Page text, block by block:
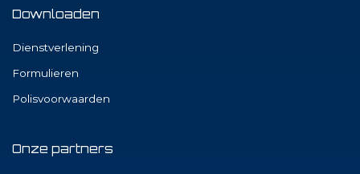
Downloaden
Dienstverlening
Formulieren
Polisvoorwaarden
Onze partners